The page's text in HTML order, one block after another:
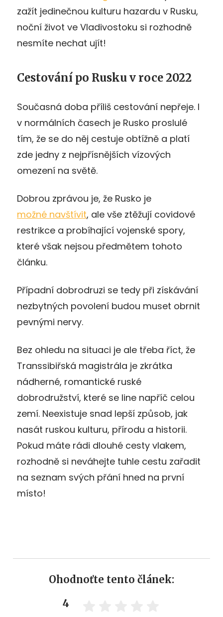
zažít jedinečnou kulturu hazardu v Rusku,
noční život ve Vladivostoku si rozhodně
nesmíte nechat ujít!
Cestování po Rusku v roce 2022
Současná doba příliš cestování nepřeje. I
v normálních časech je Rusko proslulé
tím, že se do něj cestuje obtížně a platí
zde jedny z nejpřísnějších vízových
omezení na světě.
Dobrou zprávou je, že Rusko je
možné navštívit, ale vše ztěžují covidové
restrikce a probíhající vojenské spory,
které však nejsou předmětem tohoto
článku.
Případní dobrodruzi se tedy při získávání
nezbytných povolení budou muset obrnit
pevnými nervy.
Bez ohledu na situaci je ale třeba říct, že
Transsibiřská magistrála je zkrátka
nádherné, romantické ruské
dobrodružství, které se line napříč celou
zemí. Neexistuje snad lepší způsob, jak
nasát ruskou kulturu, přírodu a historii.
Pokud máte rádi dlouhé cesty vlakem,
rozhodně si neváhejte tuhle cestu zařadit
na seznam svých přání hned na první
místo!
Ohodnoťte tento článek:
4